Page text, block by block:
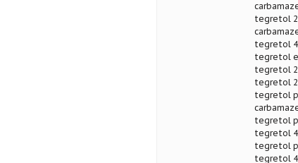
tegretol
tegretol
tegretol
tegretol
tegretol
tegretol
tegretol
tegretol
tegretol
tegretol